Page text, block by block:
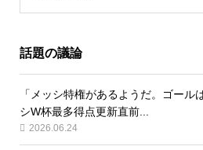
話題の議論
「メッシ特権があるようだ。ゴール
シW杯最多得点更新直前...
2026.06.24